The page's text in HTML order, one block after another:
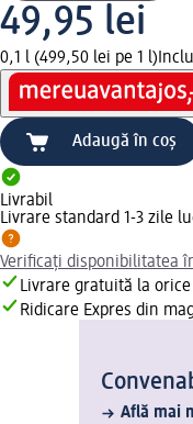
49,95 lei
0,1 l (499,50 lei pe 1 l)
Adaugă în coș
Livrabil
Livrare standard 1-3 zile
Verificați disponibilitatea
Livrare gratuită la
Ridicare Expres din
Află mai